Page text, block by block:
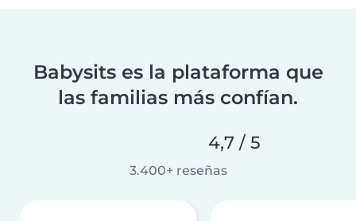
Babysits es la plataforma que
las familias más confían.
4,7 / 5
3.400+ reseñas